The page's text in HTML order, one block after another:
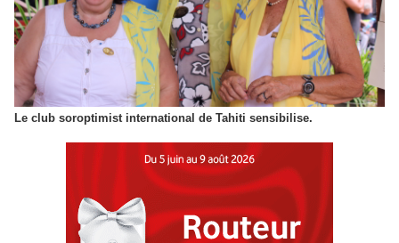
Le club soroptimist international de Tahiti sensibilise.